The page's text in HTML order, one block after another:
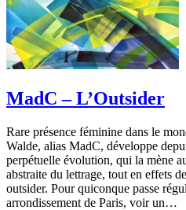
MadC – L’Outsider
Rare présence féminine dans le
Walde, alias MadC, développe
perpétuelle évolution, qui la mène
abstraite du lettrage, tout en effets
outsider. Pour quiconque passe
arrondissement de Paris, voir un…